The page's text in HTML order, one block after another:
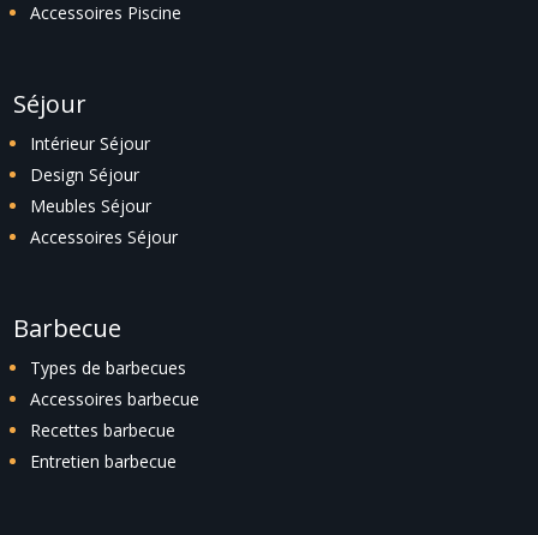
Accessoires Piscine
Séjour
Intérieur Séjour
Design Séjour
Meubles Séjour
Accessoires Séjour
Barbecue
Types de barbecues
Accessoires barbecue
Recettes barbecue
Entretien barbecue